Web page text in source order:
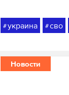
#украина #сво
Новости